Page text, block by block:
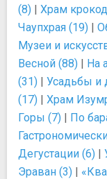
(8) | Храм
Чаупхрая (19) |
Музеи и
Весной (88) | На
(31) | Усадьбы и
(17) | Храм
Горы (7) | По
Дегустации (6) |
Эраван (3) |